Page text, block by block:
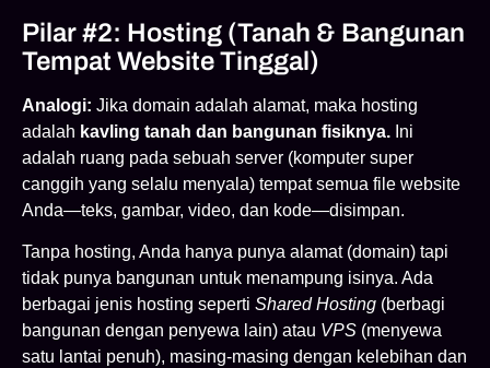
Pilar #2: Hosting (Tanah & Bangunan
Tempat Website Tinggal)
Analogi: Jika domain adalah alamat, maka hosting
adalah kavling tanah dan bangunan fisiknya. Ini
adalah ruang pada sebuah server (komputer super
canggih yang selalu menyala) tempat semua file website
Anda—teks, gambar, video, dan kode—disimpan.
Tanpa hosting, Anda hanya punya alamat (domain) tapi
tidak punya bangunan untuk menampung isinya. Ada
berbagai jenis hosting seperti Shared Hosting (berbagi
bangunan dengan penyewa lain) atau VPS (menyewa
satu lantai penuh), masing-masing dengan kelebihan dan